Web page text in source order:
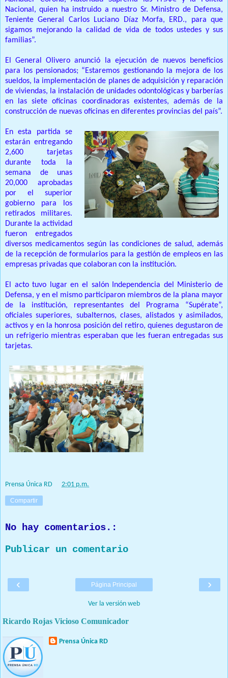
Nacional, quien ha instruido a nuestro Sr. Ministro de Defensa,
Teniente General Carlos Luciano Díaz Morfa, ERD., para que
sigamos mejorando la calidad de vida de todos ustedes y sus
familias”.
El General Olivero anunció la ejecución de nuevos beneficios
para los pensionados; “Estaremos gestionando la mejora de los
sueldos, la implementación de planes de adquisición y reparación
de viviendas, la instalación de unidades odontológicas y barberías
en las siete oficinas coordinadoras existentes, además de la
construcción de nuevas oficinas en diferentes provincias del país”.
En esta partida se
estarán entregando
2,600 tarjetas
durante toda la
semana de unas
20,000 aprobadas
por el superior
gobierno para los
retirados militares.
Durante la actividad
fueron entregados
diversos medicamentos según las condiciones de salud, además
de la recepción de formularios para la gestión de empleos en las
empresas privadas que colaboran con la institución.
El acto tuvo lugar en el salón Independencia del Ministerio de
Defensa, y en el mismo participaron miembros de la plana mayor
de la institución, representantes del Programa “Supérate”,
oficiales superiores, subalternos, clases, alistados y asimilados,
activos y en la honrosa posición del retiro, quienes degustaron de
un refrigerio mientras esperaban que les fueran entregadas sus
tarjetas.
Prensa Única RD 2:01 p.m.
Compartir
No hay comentarios.:
Publicar un comentario
‹ ›
Página Principal
Ver la versión web
Ricardo Rojas Vicioso Comunicador
Prensa Única RD